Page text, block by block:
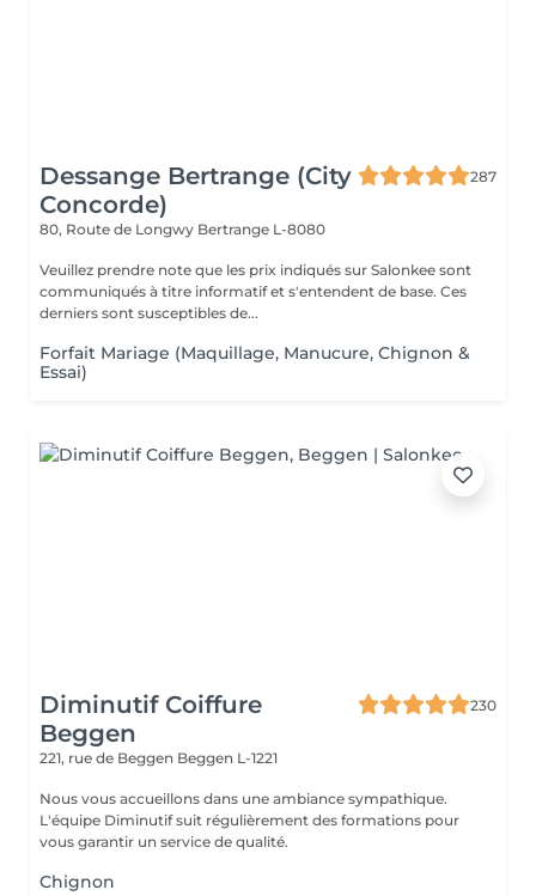
Dessange Bertrange (City
Concorde)
287
80, Route de Longwy Bertrange L-8080
Veuillez prendre note que les prix indiqués sur Salonkee sont
communiqués à titre informatif et s'entendent de base. Ces
derniers sont susceptibles de...
Forfait Mariage (Maquillage, Manucure, Chignon &
Essai)
Diminutif Coiffure
Beggen
230
221, rue de Beggen Beggen L-1221
Nous vous accueillons dans une ambiance sympathique.
L'équipe Diminutif suit régulièrement des formations pour
vous garantir un service de qualité.
Chignon